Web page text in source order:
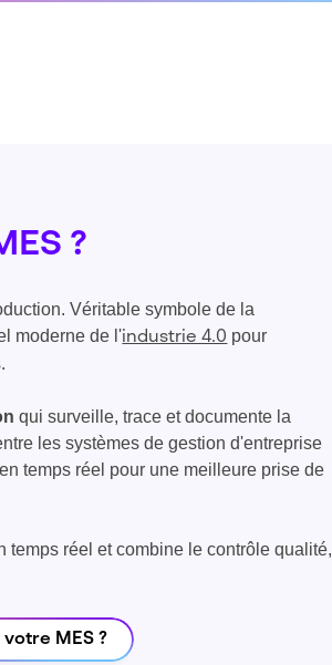
?
Véritable symbole de la
moderne de l'industrie 4.0 pour
qui surveille, trace et documente la
les systèmes de gestion d'entreprise
temps réel pour une meilleure prise de
réel et combine le contrôle qualité,
MES ?